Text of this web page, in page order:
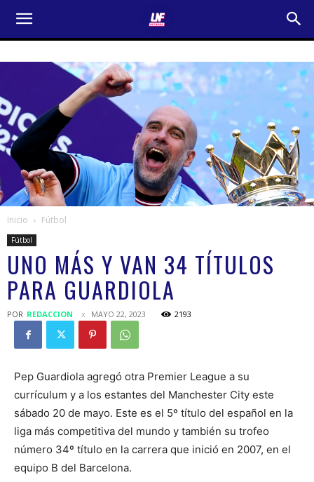
Inicio Fútbol
Fútbol
UNO MÁS Y VAN 34 TÍTULOS
PARA GUARDIOLA
POR REDACCION MAYO 22, 2023 2193
Pep Guardiola agregó otra Premier League a su
currículum y a los estantes del Manchester City este
sábado 20 de mayo. Este es el 5º título del español en la
liga más competitiva del mundo y también su trofeo
número 34º título en la carrera que inició en 2007, en el
equipo B del Barcelona.